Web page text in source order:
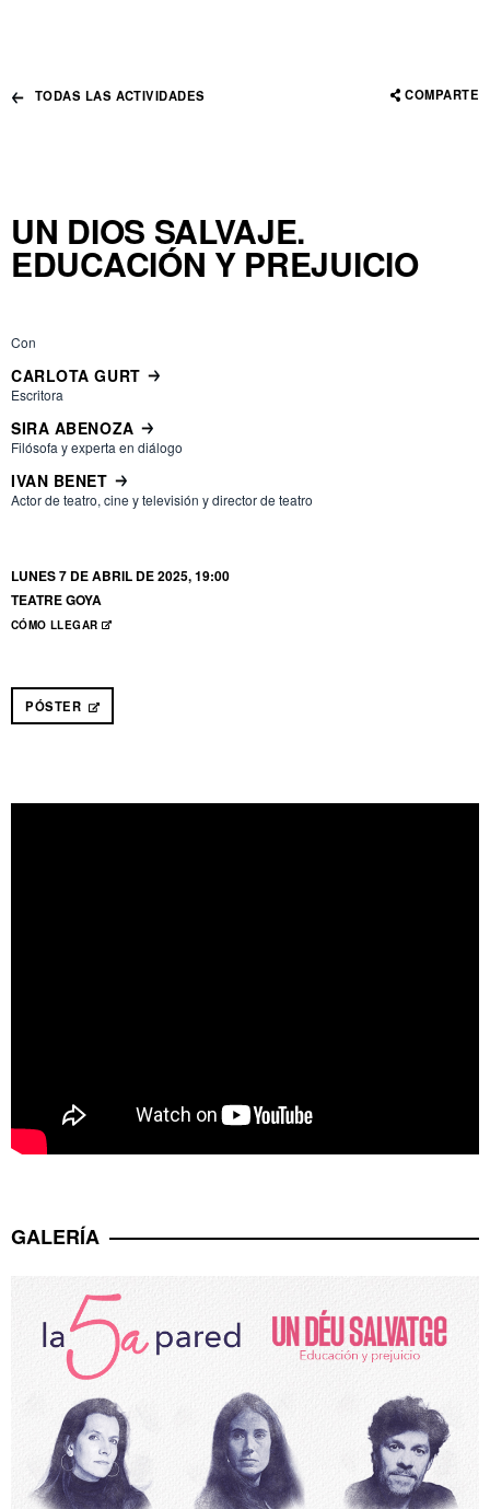
TODAS LAS ACTIVIDADES COMPARTE
UN DIOS SALVAJE.
EDUCACIÓN Y PREJUICIO
Con
CARLOTA GURT
Escritora
SIRA ABENOZA
Filósofa y experta en diálogo
IVAN BENET
Actor de teatro, cine y televisión y director de teatro
LUNES 7 DE ABRIL DE 2025, 19:00
TEATRE GOYA
CÓMO LLEGAR ABRE EN NUEVA VENTANA
PÓSTER ABRE EN NUEVA VENTANA
GALERÍA